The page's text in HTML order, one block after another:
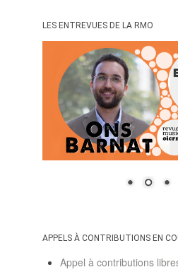
LES ENTREVUES DE LA RMO
APPELS À CONTRIBUTIONS EN
Appel à contributions